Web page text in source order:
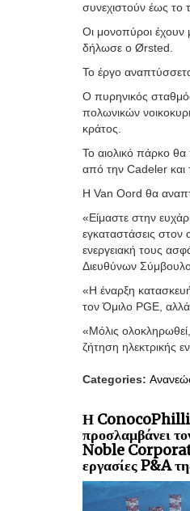
συνεχιστούν έως το
Οι μονοπύροι έχουν
δήλωσε ο Ørsted.
Το έργο
Ο πυρηνικός
πολωνικών
κράτος.
Το αιολικό πάρκο θα
από την Cadeler
Η Van Oord θα
«Είμαστε στην
εγκαταστάσεις στον
ενεργειακή τους
Διευθύνων
«Η έναρξη
τον Όμιλο PGE,
«Μόλις
ζήτηση ηλεκτρικής
Categories:
Η
προσλαμβάνει
Noble
εργασίες P&A